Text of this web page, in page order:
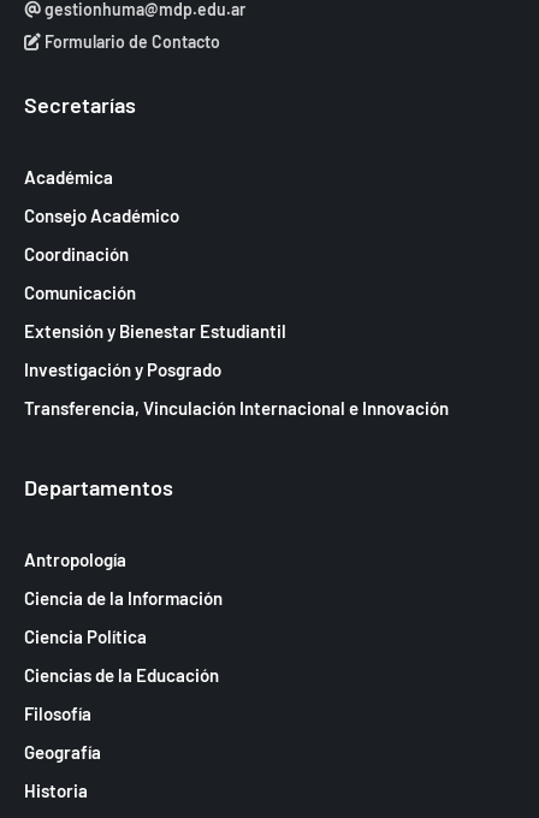
gestionhuma@mdp.edu.ar
Formulario de Contacto
Secretarías
Académica
Consejo Académico
Coordinación
Comunicación
Extensión y Bienestar Estudiantil
Investigación y Posgrado
Transferencia, Vinculación Internacional e Innovación
Departamentos
Antropología
Ciencia de la Información
Ciencia Política
Ciencias de la Educación
Filosofía
Geografía
Historia